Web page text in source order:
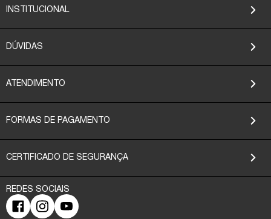
INSTITUCIONAL
DÚVIDAS
ATENDIMENTO
FORMAS DE PAGAMENTO
CERTIFICADO DE SEGURANÇA